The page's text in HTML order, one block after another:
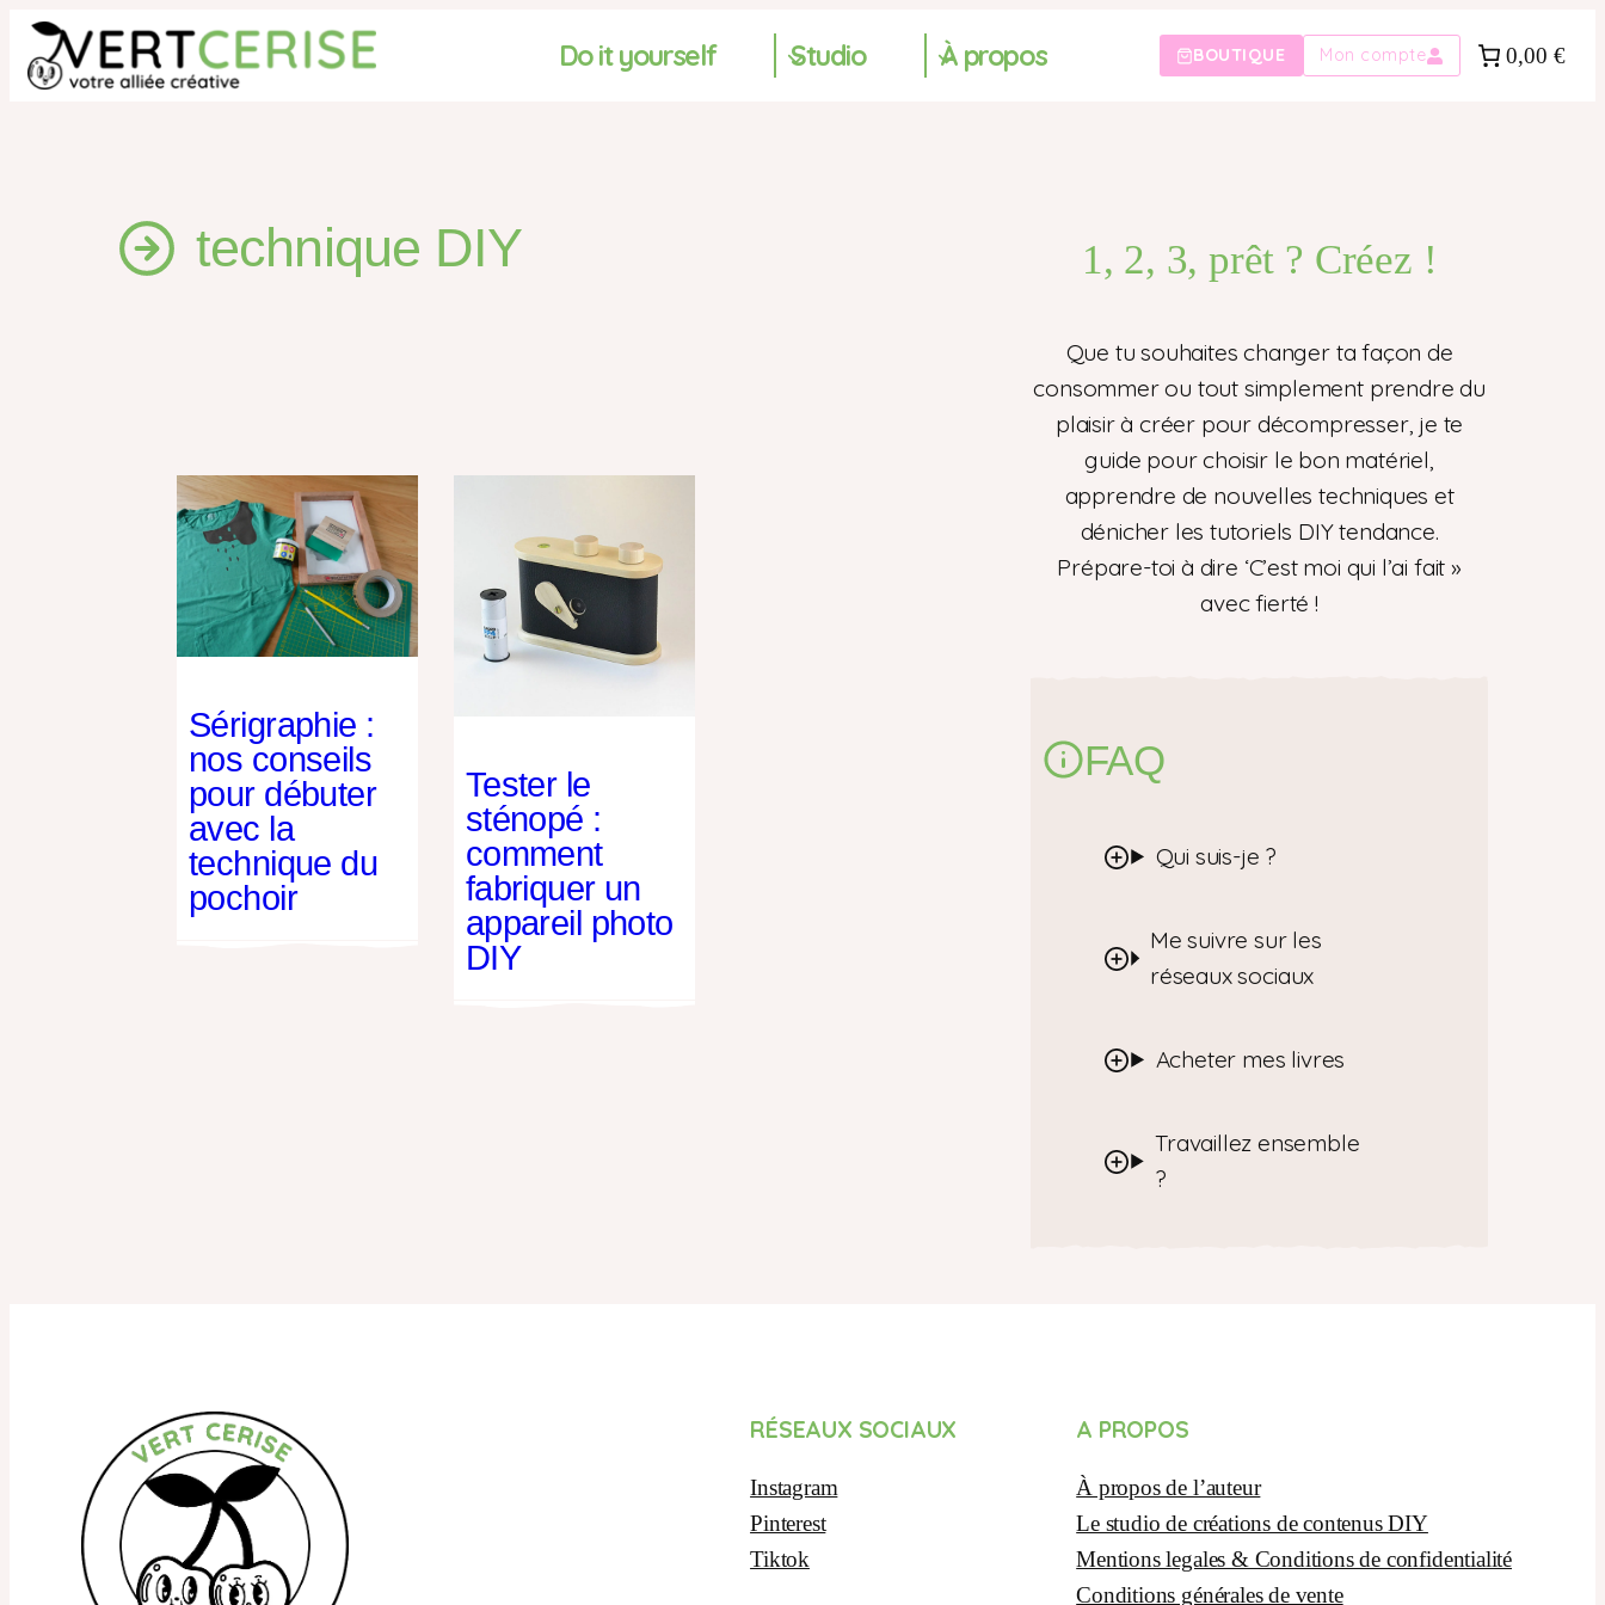
Aller
au
contenu
Do it yourself Studio À propos BOUTIQUE Mon compte 0,00 €
technique DIY
Sérigraphie :
nos conseils
pour débuter
avec la
technique du
pochoir
Tester le
sténopé :
comment
fabriquer un
appareil photo
DIY
1, 2, 3, prêt ? Créez !
Que tu souhaites changer ta façon de
consommer ou tout simplement prendre du
plaisir à créer pour décompresser, je te
guide pour choisir le bon matériel,
apprendre de nouvelles techniques et
dénicher les tutoriels DIY tendance.
Prépare-toi à dire ‘C’est moi qui l’ai fait »
avec fierté !
FAQ
Qui suis-je ?
Me suivre sur les
réseaux sociaux
Acheter mes livres
Travaillez ensemble
?
RÉSEAUX SOCIAUX
Instagram
Pinterest
Tiktok
A PROPOS
À propos de l’auteur
Le studio de créations de contenus DIY
Mentions legales & Conditions de confidentialité
Conditions générales de vente